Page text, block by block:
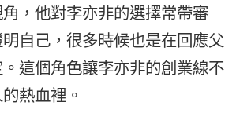
，他對李亦非的選擇常帶審
自己，很多時候也是在回應父
這個角色讓李亦非的創業線不
熱血裡。